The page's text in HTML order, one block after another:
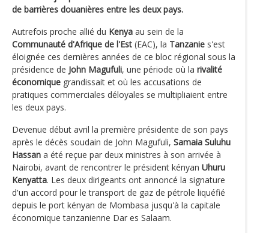
de barrières douanières entre les deux pays.
Autrefois proche allié du Kenya au sein de la
Communauté d'Afrique de l'Est (EAC), la Tanzanie s'est
éloignée ces dernières années de ce bloc régional sous la
présidence de John Magufuli, une période où la rivalité
économique grandissait et où les accusations de
pratiques commerciales déloyales se multipliaient entre
les deux pays.
Devenue début avril la première présidente de son pays
après le décès soudain de John Magufuli, Samaia Suluhu
Hassan a été reçue par deux ministres à son arrivée à
Nairobi, avant de rencontrer le président kényan Uhuru
Kenyatta. Les deux dirigeants ont annoncé la signature
d'un accord pour le transport de gaz de pétrole liquéfié
depuis le port kényan de Mombasa jusqu'à la capitale
économique tanzanienne Dar es Salaam.